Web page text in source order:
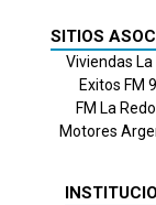
SITIOS
Viviendas
Exitos FM
FM La
Motores